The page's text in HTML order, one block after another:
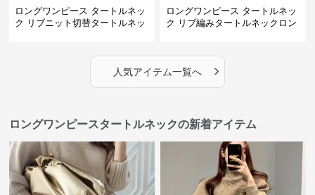
ロングワンピース タートルネッ
ク リブニット切替タートルネッ
ロングワンピース タートルネッ
ク リブ編みタートルネックロン
人気アイテム一覧へ ›
ロングワンピースタートルネックの新着アイテム